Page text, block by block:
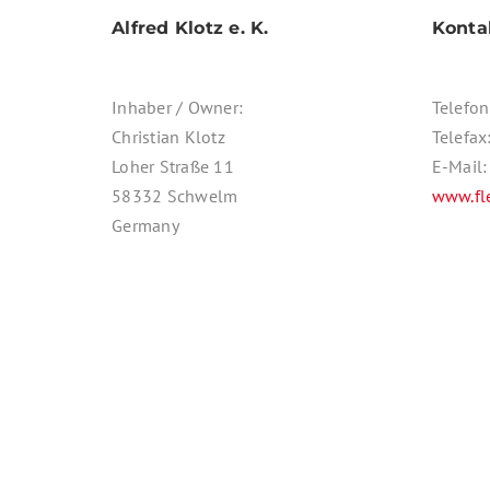
Alfred Klotz e. K.
Inhaber / Owner:
Christian Klotz
Loher Straße 11
58332 Schwelm
Germany
E-Mail: